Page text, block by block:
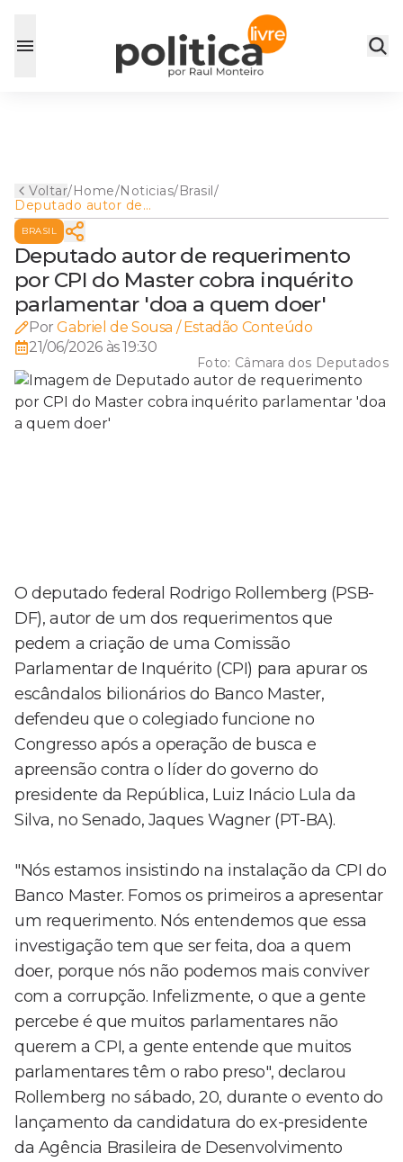
Voltar/Home/Noticias/Brasil/
Deputado autor de
requerimento por CPI do
Master cobra inquérito
parlamentar 'doa a quem
doer'
BRASIL
Deputado autor de requerimento
por CPI do Master cobra inquérito
parlamentar 'doa a quem doer'
Por Gabriel de Sousa / Estadão Conteúdo
21/06/2026 às 19:30
Foto: Câmara dos Deputados
O deputado federal Rodrigo Rollemberg (PSB-
DF), autor de um dos requerimentos que
pedem a criação de uma Comissão
Parlamentar de Inquérito (CPI) para apurar os
escândalos bilionários do Banco Master,
defendeu que o colegiado funcione no
Congresso após a operação de busca e
apreensão contra o líder do governo do
presidente da República, Luiz Inácio Lula da
Silva, no Senado, Jaques Wagner (PT-BA).
"Nós estamos insistindo na instalação da CPI do
Banco Master. Fomos os primeiros a apresentar
um requerimento. Nós entendemos que essa
investigação tem que ser feita, doa a quem
doer, porque nós não podemos mais conviver
com a corrupção. Infelizmente, o que a gente
percebe é que muitos parlamentares não
querem a CPI, a gente entende que muitos
parlamentares têm o rabo preso", declarou
Rollemberg no sábado, 20, durante o evento do
lançamento da candidatura do ex-presidente
da Agência Brasileira de Desenvolvimento